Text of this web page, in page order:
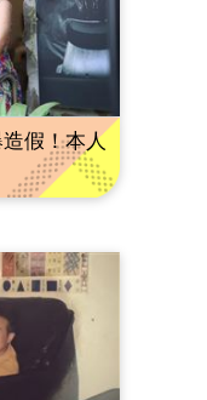
假！本人